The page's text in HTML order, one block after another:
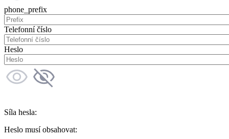
phone_prefix
Telefonní číslo
Heslo
Síla hesla:
Heslo musí obsahovat: